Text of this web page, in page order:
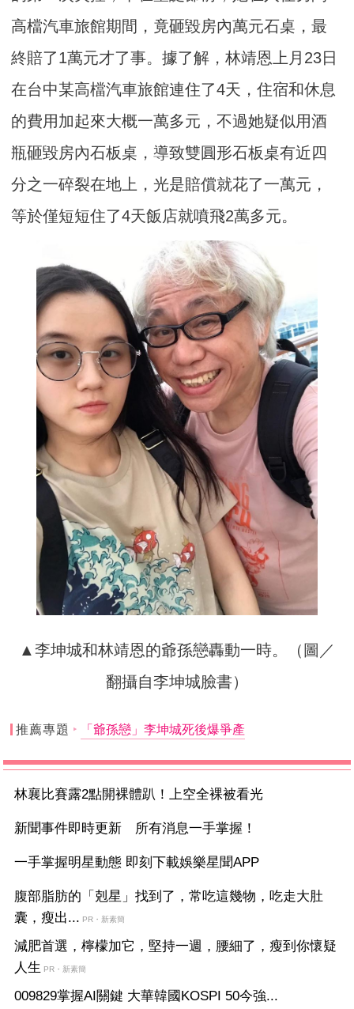
高檔汽車旅館期間，竟砸毀房內萬元石桌，最
終賠了1萬元才了事。據了解，林靖恩上月23日
在台中某高檔汽車旅館連住了4天，住宿和休息
的費用加起來大概一萬多元，不過她疑似用酒
瓶砸毀房內石板桌，導致雙圓形石板桌有近四
分之一碎裂在地上，光是賠償就花了一萬元，
等於僅短短住了4天飯店就噴飛2萬多元。
▲李坤城和林靖恩的爺孫戀轟動一時。（圖／
翻攝自李坤城臉書）
推薦專題 「爺孫戀」李坤城死後爆爭產
林襄比賽露2點開裸體趴！上空全裸被看光
新聞事件即時更新 所有消息一手掌握！
一手掌握明星動態 即刻下載娛樂星聞APP
腹部脂肪的「剋星」找到了，常吃這幾物，吃走大肚
囊，瘦出... PR・新素簡
減肥首選，檸檬加它，堅持一週，腰細了，瘦到你懷疑
人生 PR・新素簡
009829掌握AI關鍵 大華韓國KOSPI 50今強...